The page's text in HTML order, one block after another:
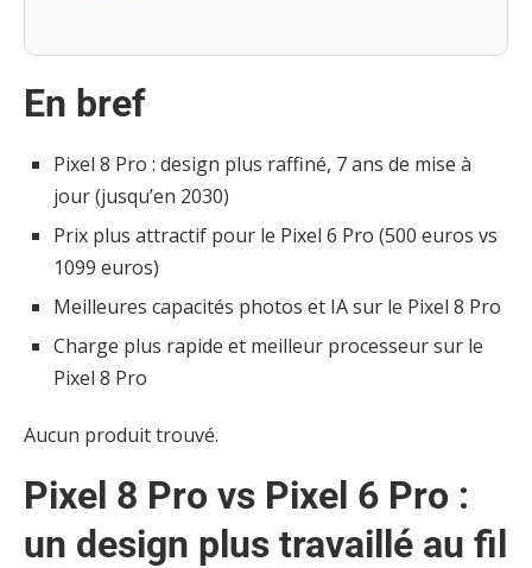
En bref
Pixel 8 Pro : design plus raffiné, 7 ans de mise à
jour (jusqu’en 2030)
Prix plus attractif pour le Pixel 6 Pro (500 euros vs
1099 euros)
Meilleures capacités photos et IA sur le Pixel 8 Pro
Charge plus rapide et meilleur processeur sur le
Pixel 8 Pro
Aucun produit trouvé.
Pixel 8 Pro vs Pixel 6 Pro :
un design plus travaillé au fil